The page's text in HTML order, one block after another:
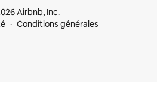
Airbnb, Inc.
Conditions générales